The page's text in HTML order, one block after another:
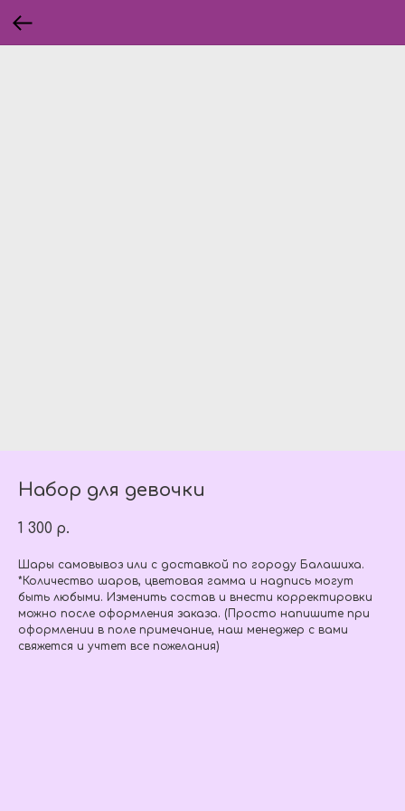
Набор для девочки
1 300 р.
Шары самовывоз или с доставкой по городу Балашиха.
*Количество шаров, цветовая гамма и надпись могут
быть любыми. Изменить состав и внести корректировки
можно после оформления заказа. (Просто напишите при
оформлении в поле примечание, наш менеджер с вами
свяжется и учтет все пожелания)